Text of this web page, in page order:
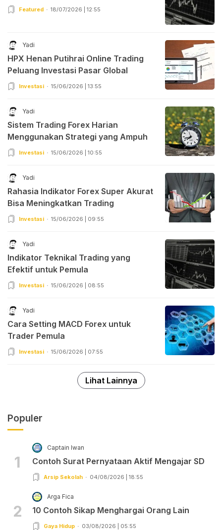
Featured 18/07/2026 | 12:55
Yadi
HPX Henan Putihrai Online Trading
Peluang Investasi Pasar Global
Investasi 15/06/2026 | 13:55
Yadi
Sistem Trading Forex Harian
Menggunakan Strategi yang Ampuh
Investasi 15/06/2026 | 10:55
Yadi
Rahasia Indikator Forex Super Akurat
Bisa Meningkatkan Trading
Investasi 15/06/2026 | 09:55
Yadi
Indikator Teknikal Trading yang
Efektif untuk Pemula
Investasi 15/06/2026 | 08:55
Yadi
Cara Setting MACD Forex untuk
Trader Pemula
Investasi 15/06/2026 | 07:55
Lihat Lainnya
Populer
1
Captain Iwan
Contoh Surat Pernyataan Aktif Mengajar SD
Arsip Sekolah 04/08/2026 | 18:55
2
Arga Fica
10 Contoh Sikap Menghargai Orang Lain
Gaya Hidup 03/08/2026 | 05:55